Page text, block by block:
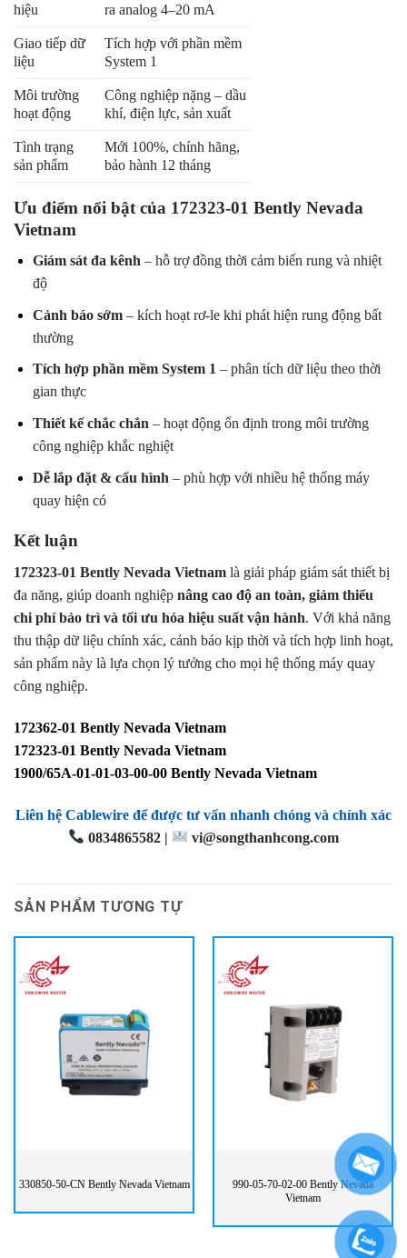
hiệu
ra analog 4–20 mA
Giao tiếp dữ
liệu
Tích hợp với phần mềm
System 1
Môi trường
hoạt động
Công nghiệp nặng – dầu
khí, điện lực, sản xuất
Tình trạng
sản phẩm
Mới 100%, chính hãng,
bảo hành 12 tháng
Ưu điểm nổi bật của 172323-01 Bently Nevada
Vietnam
Giám sát đa kênh – hỗ trợ đồng thời cảm biến rung và nhiệt
độ
Cảnh báo sớm– kích hoạt rơ-le khi phát hiện rung động bất
thường
Tích hợp phần mềm System 1– phân tích dữ liệu theo thời
gian thực
Thiết kế chắc chắn – hoạt động ổn định trong môi trường
công nghiệp khắc nghiệt
Dễ lắp đặt & cấu hình – phù hợp với nhiều hệ thống máy
quay hiện có
Kết luận
172323-01 Bently Nevada Vietnam là giải pháp giám sát thiết bị
đa năng, giúp doanh nghiệp nâng cao độ an toàn, giảm thiểu
chi phí bảo trì và tối ưu hóa hiệu suất vận hành. Với khả năng
thu thập dữ liệu chính xác, cảnh báo kịp thời và tích hợp linh hoạt,
sản phẩm này là lựa chọn lý tưởng cho mọi hệ thống máy quay
công nghiệp.
172362-01 Bently Nevada Vietnam
172323-01 Bently Nevada Vietnam
1900/65A-01-01-03-00-00 Bently Nevada Vietnam
Liên hệ Cablewire để được tư vấn nhanh chóng và chính xác
0834865582 |
vi@songthanhcong.com
SẢN PHẨM TƯƠNG TỰ
330850-50-CN Bently Nevada Vietnam
990-05-70-02-00 Bently Nevada
Vietnam